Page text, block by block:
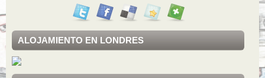
ALOJAMIENTO EN LONDRES